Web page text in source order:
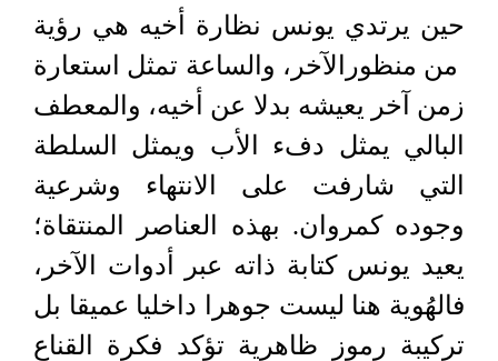
حين يرتدي يونس نظارة أخيه هي رؤية
من منظورالآخر، والساعة تمثل استعارة
زمن آخر يعيشه بدلا عن أخيه، والمعطف
البالي يمثل دفء الأب ويمثل السلطة
التي شارفت على الانتهاء وشرعية
وجوده كمروان. بهذه العناصر المنتقاة؛
يعيد يونس كتابة ذاته عبر أدوات الآخر،
فالهُوية هنا ليست جوهرا داخليا عميقا بل
تركيبة رموز ظاهرية تؤكد فكرة القناع